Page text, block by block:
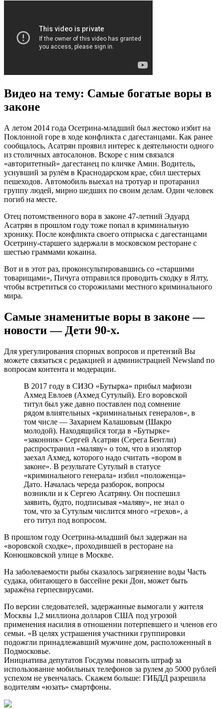
Видео на тему: Самые богатые воры в
законе
А летом 2014 года Осетрина-младший был жестоко избит на
Поклонной горе в ходе конфликта с дагестанцами. Как ранее
сообщалось, Асатрян проявил интерес к деятельности одного
из столичных автосалонов. Вскоре с ним связался
«авторитетный» дагестанец по кличке Амин. Водитель,
уснувший за рулём в Краснодарском крае, сбил шестерых
пешеходов. Автомобиль выехал на тротуар и протаранил
группу людей, мирно шедших по своим делам. Один человек
погиб на месте.
Отец потомственного вора в законе 47-летний Эдуард
Асатрян в прошлом году тоже попал в криминальную
хронику. После конфликта своего отпрыска с дагестанцами
Осетрину-старшего задержали в московском ресторане с
шестью граммами кокаина.
Вот и в этот раз, проконсультировавшись со «старшими
товарищами», Пичуга отправился проводить сходку в Ялту,
чтобы встретиться со сторожилами местного криминального
мира.
Самые знаменитые воры в законе —
новости — Дети 90-х.
Для урегулирования спорных вопросов и претензий Вы
можете связаться с редакцией и администрацией Newsland по
вопросам контента и модерации.
В 2017 году в СИЗО «Бутырка» прибыл мафиози
Ахмед Евлоев (Ахмед Сутулый). Его воровской
титул был уже давно поставлен под сомнение
рядом влиятельных «криминальных генералов», в
том числе — Захарием Калашовым (Шакро
молодой). Находящийся тогда в «Бутырке»
«законник» Сергей Асатрян (Серега Бентли)
распространил «маляву» о том, что в изолятор
заехал Ахмед, которого надо считать «вором в
законе». В результате Сутулый в статусе
«криминального генерала» избил «положенца»
Дато. Началась череда разборок, вопросы
возникли и к Сергею Асатряну. Он поспешил
заявить, будто, подписывая «маляву», не знал о
том, что за Сутулым числится много «грехов», а
его титул под вопросом.
В прошлом году Осетрина-младший был задержан на
«воровской сходке», проходившей в ресторане на
Конюшковской улице в Москве.
На заболеваемости рыбы сказалось загрязнение воды Часть
судака, обитающего в бассейне реки Дон, может быть
заражёна герпесвирусами.
По версии следователей, задержанные вымогали у жителя
Москвы 1,2 миллиона долларов США под угрозой
применения насилия в отношении потерпевшего и членов его
семьи. «В целях устрашения участники группировки
подожгли принадлежавший мужчине дом, расположенный в
Подмосковье.
Инициатива депутатов Госдумы повысить штраф за
использование мобильных телефонов за рулем до 5000 рублей
успехом не увенчалась. Скажем больше: ГИБДД разрешила
водителям «юзать» смартфоны.